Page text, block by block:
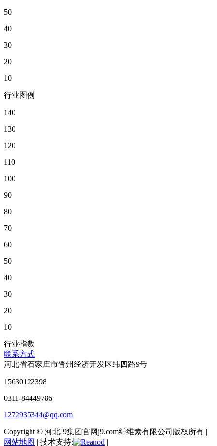
50
40
30
20
10
行业图例
140
130
120
110
100
90
80
70
60
50
40
30
20
10
行业指数
联系方式
河北省石家庄市晋州经济开发区纬四路9号
15630122398
0311-84449786
1272935344@qq.com
Copyright © 河北J9集团官网j9.com纤维素有限公司版权所有 |
网站地图 | 技术支持: |